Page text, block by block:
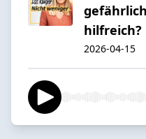
hilfreich?
2026-04-15